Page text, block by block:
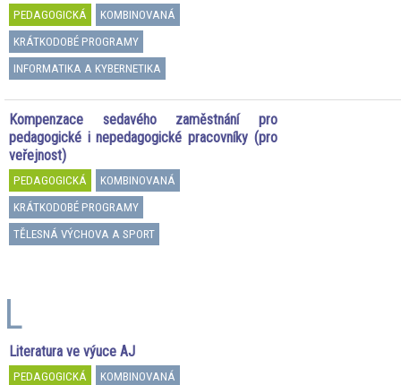
PEDAGOGICKÁ
KOMBINOVANÁ
KRÁTKODOBÉ PROGRAMY
INFORMATIKA A KYBERNETIKA
Kompenzace sedavého zaměstnání pro
pedagogické i nepedagogické pracovníky (pro
veřejnost)
PEDAGOGICKÁ
KOMBINOVANÁ
KRÁTKODOBÉ PROGRAMY
TĚLESNÁ VÝCHOVA A SPORT
L
Literatura ve výuce AJ
PEDAGOGICKÁ
KOMBINOVANÁ